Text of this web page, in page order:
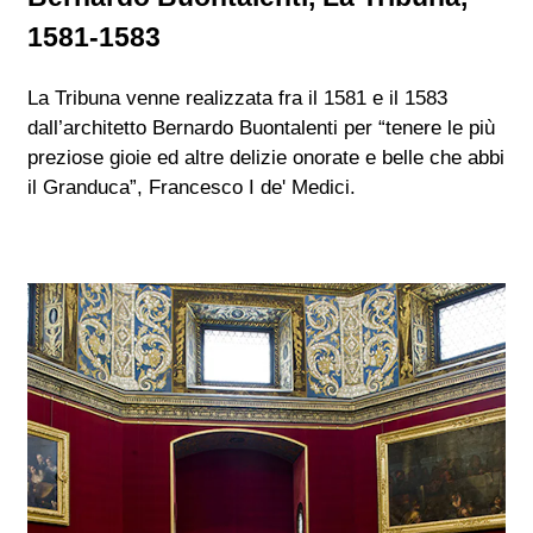
1581-1583
La Tribuna venne realizzata fra il 1581 e il 1583
dall’architetto Bernardo Buontalenti per “tenere le più
preziose gioie ed altre delizie onorate e belle che abbi
il Granduca”, Francesco I de' Medici.